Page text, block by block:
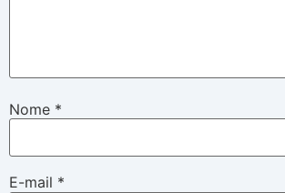
Nome *
E-mail *